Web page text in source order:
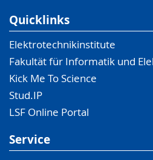
Quicklinks
Elektrotechnikinstitute
Fakultät für Informatik und
Kick Me To Science
Stud.IP
LSF Online Portal
Service